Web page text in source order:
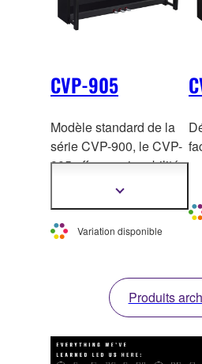
CVP-905
Modèle standard de la
série CVP-900, le CVP-
905 offre une jouabilité
à celle d'un
des styles et des
sonorités authentiques.
Afficher
Variation disponible
Produits